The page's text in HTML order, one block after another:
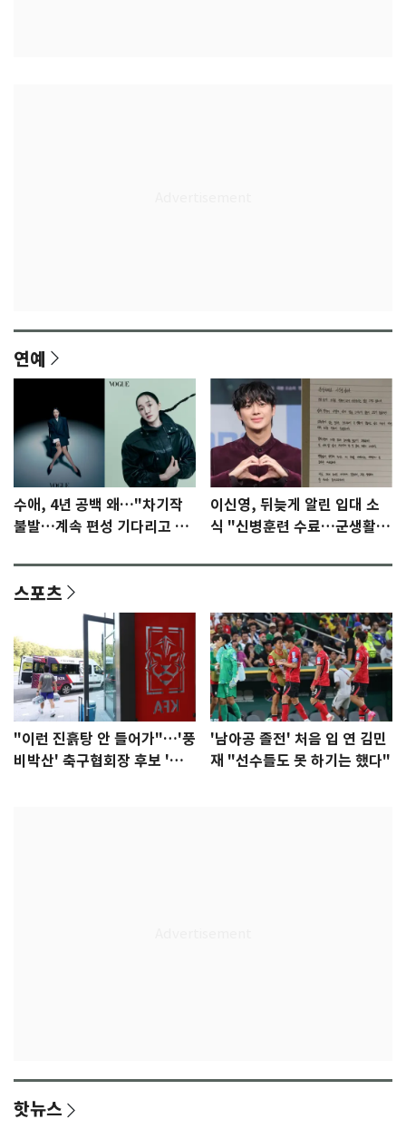
연예
수애, 4년 공백 왜…"차기작
불발…계속 편성 기다리고 있
이신영, 뒤늦게 알린 입대 소
식 "신병훈련 수료…군생활
스포츠
"이런 진흙탕 안 들어가"…'풍
비박산' 축구협회장 후보 '실
'남아공 졸전' 처음 입 연 김민
재 "선수들도 못 하기는 했다"
핫뉴스